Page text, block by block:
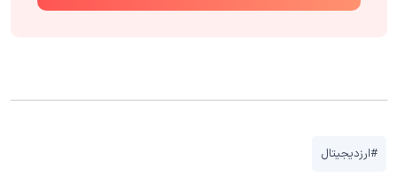
#ارزدیجیتال